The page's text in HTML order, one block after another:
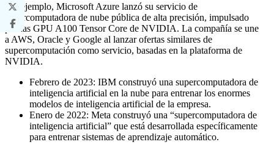
Por ejemplo, Microsoft Azure lanzó su servicio de
supercomputadora de nube pública de alta precisión, impulsado
por las GPU A100 Tensor Core de NVIDIA. La compañía se une
a AWS, Oracle y Google al lanzar ofertas similares de
supercomputación como servicio, basadas en la plataforma de
NVIDIA.
Febrero de 2023: IBM construyó una supercomputadora de
inteligencia artificial en la nube para entrenar los enormes
modelos de inteligencia artificial de la empresa.
Enero de 2022: Meta construyó una “supercomputadora de
inteligencia artificial” que está desarrollada específicamente
para entrenar sistemas de aprendizaje automático.